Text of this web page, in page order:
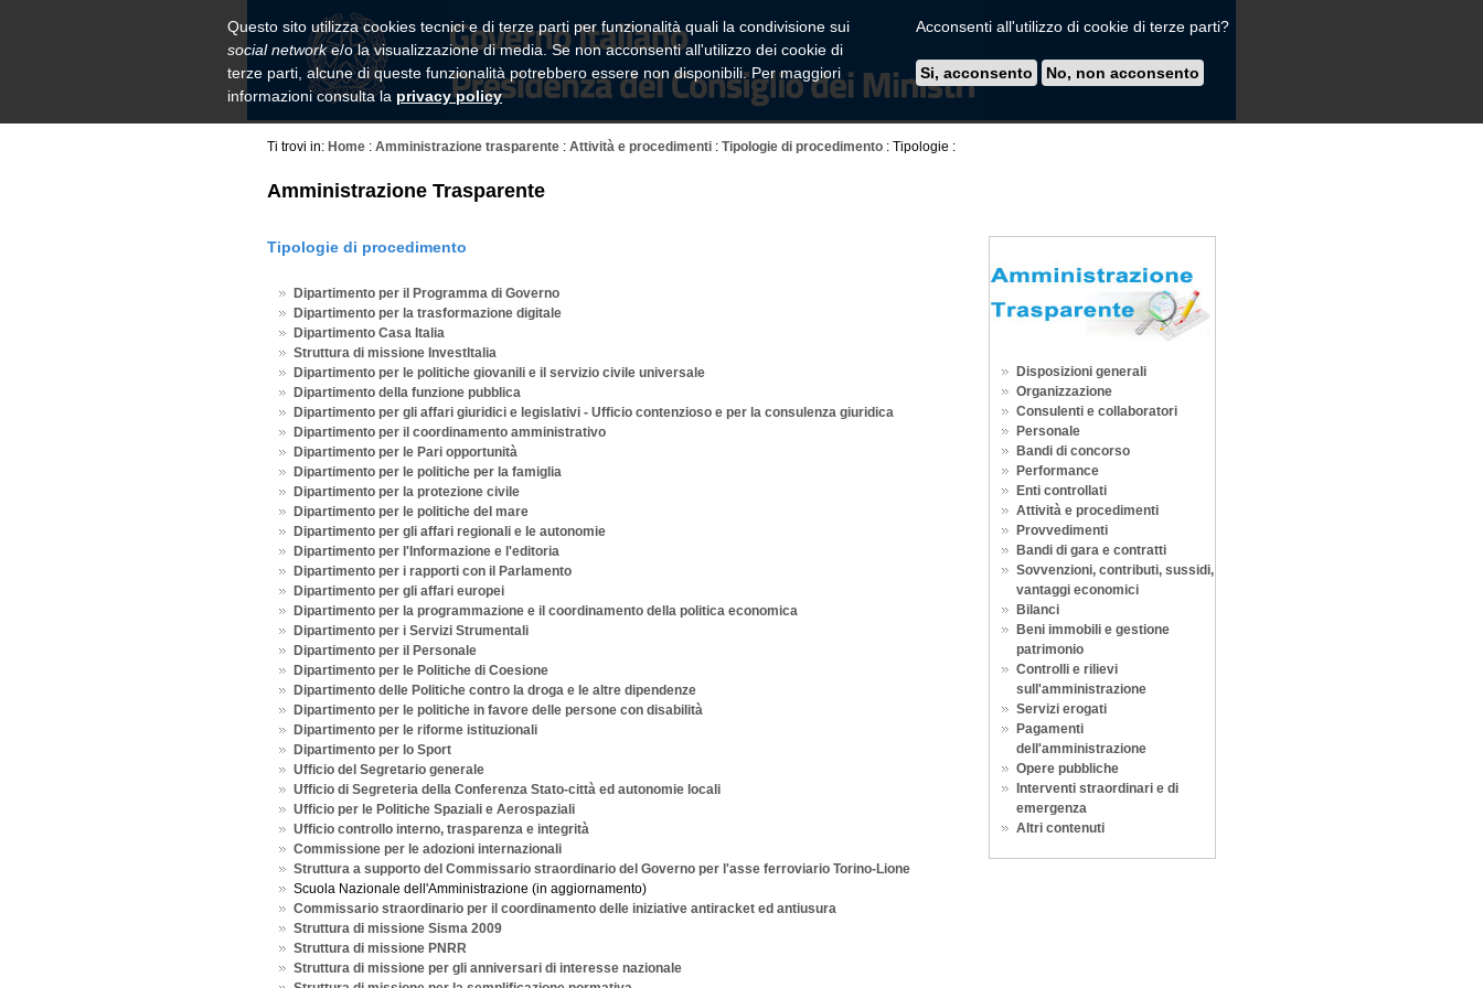
Questo sito utilizza cookies tecnici e di terze parti per funzionalità quali la condivisione sui
social networke/o la visualizzazione di media. Se non acconsenti all'utilizzo dei cookie di
terze parti, alcune di queste funzionalità potrebbero essere non disponibili. Per maggiori
informazioni consulta la privacy policy
Acconsenti all'utilizzo di cookie di terze parti?
Si, acconsento No, non acconsento
Ti trovi in: Home : Amministrazione trasparente : Attività e procedimenti : Tipologie di procedimento : Tipologie :
Amministrazione Trasparente
Tipologie di procedimento
Dipartimento per il Programma di Governo
Dipartimento per la trasformazione digitale
Dipartimento Casa Italia
Struttura di missione InvestItalia
Dipartimento per le politiche giovanili e il servizio civile universale
Dipartimento della funzione pubblica
Dipartimento per gli affari giuridici e legislativi - Ufficio contenzioso e per la consulenza giuridica
Dipartimento per il coordinamento amministrativo
Dipartimento per le Pari opportunità
Dipartimento per le politiche per la famiglia
Dipartimento per la protezione civile
Dipartimento per le politiche del mare
Dipartimento per gli affari regionali e le autonomie
Dipartimento per l'Informazione e l'editoria
Dipartimento per i rapporti con il Parlamento
Dipartimento per gli affari europei
Dipartimento per la programmazione e il coordinamento della politica economica
Dipartimento per i Servizi Strumentali
Dipartimento per il Personale
Dipartimento per le Politiche di Coesione
Dipartimento delle Politiche contro la droga e le altre dipendenze
Dipartimento per le politiche in favore delle persone con disabilità
Dipartimento per le riforme istituzionali
Dipartimento per lo Sport
Ufficio del Segretario generale
Ufficio di Segreteria della Conferenza Stato-città ed autonomie locali
Ufficio per le Politiche Spaziali e Aerospaziali
Ufficio controllo interno, trasparenza e integrità
Commissione per le adozioni internazionali
Struttura a supporto del Commissario straordinario del Governo per l'asse ferroviario Torino-Lione
Scuola Nazionale dell'Amministrazione (in aggiornamento)
Commissario straordinario per il coordinamento delle iniziative antiracket ed antiusura
Struttura di missione Sisma 2009
Struttura di missione PNRR
Struttura di missione per gli anniversari di interesse nazionale
Disposizioni generali
Organizzazione
Consulenti e collaboratori
Personale
Bandi di concorso
Performance
Enti controllati
Attività e procedimenti
Provvedimenti
Bandi di gara e contratti
Sovvenzioni, contributi, sussidi,
vantaggi economici
Bilanci
Beni immobili e gestione
patrimonio
Controlli e rilievi
sull'amministrazione
Servizi erogati
Pagamenti
dell'amministrazione
Opere pubbliche
Interventi straordinari e di
emergenza
Altri contenuti